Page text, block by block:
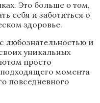
Это больше о том,
себя и заботиться о
здоровье.
любознательностью и
уникальных
просто
момента
повседневного